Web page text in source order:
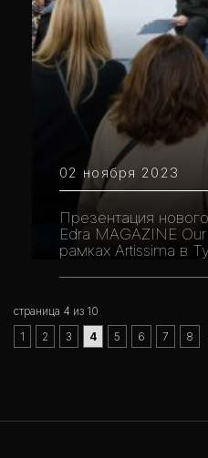
02 ноября 2023
Презентация
Edra MAGAZINE
рамках Artissima в
страница 4 из 10
1
2 3 4 5 6 7 8